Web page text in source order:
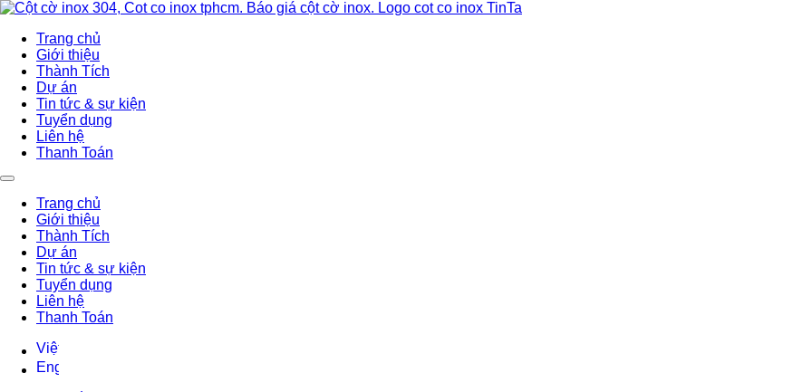
Trang chủ
Giới thiệu
Thành Tích
Dự án
Tin tức & sự kiện
Tuyển dụng
Liên hệ
Thanh Toán
Trang chủ
Giới thiệu
Thành Tích
Dự án
Tin tức & sự kiện
Tuyển dụng
Liên hệ
Thanh Toán